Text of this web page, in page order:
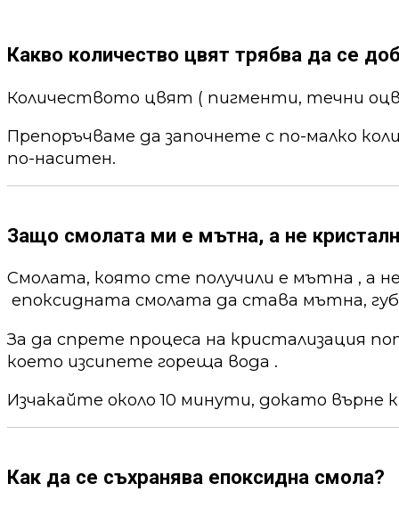
Какво количество цвят трябва да се
Количеството цвят ( пигменти, течни
Препоръчваме да започнете с по-малко
по-наситен.
Защо смолата ми е мътна, а не
Смолата, която сте получили е мътна , а
епоксидната смолата да става мътна,
За да спрете процеса на кристализация
което изсипете гореща вода .
Изчакайте около 10 минути, докато върне
Как да се съхранява епоксидна смола?